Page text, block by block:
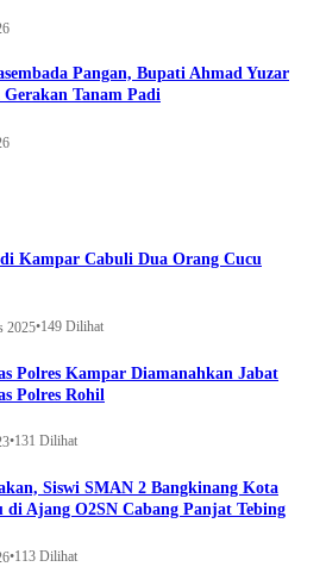
Pangan, Bupati Ahmad Yuzar
Gerakan Tanam Padi
Kampar Cabuli Dua Orang Cucu
2025•149 Dilihat
Polres Kampar Diamanahkan Jabat
Polres Rohil
•131 Dilihat
Siswi SMAN 2 Bangkinang Kota
di Ajang O2SN Cabang Panjat Tebing
•113 Dilihat